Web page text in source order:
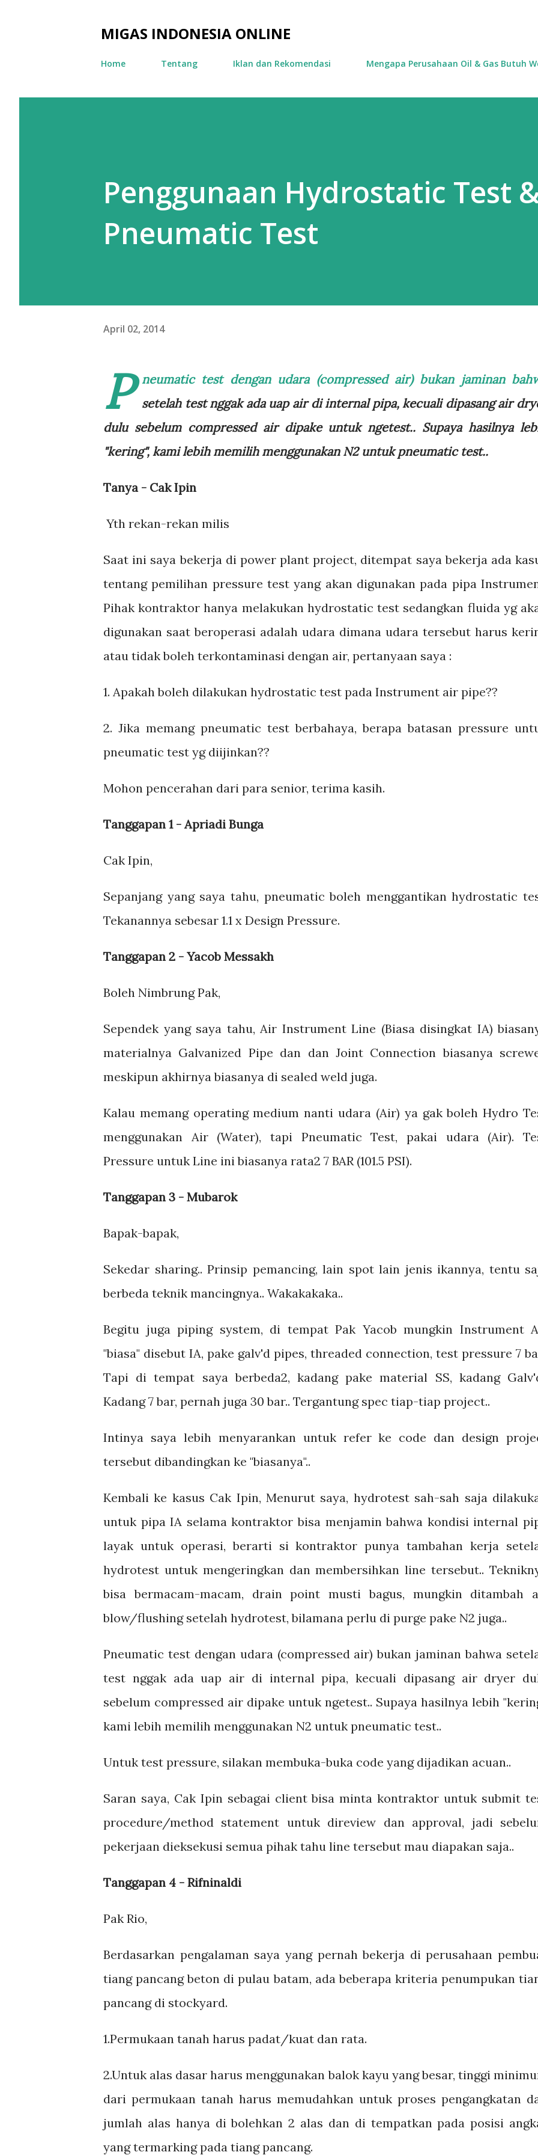
MIGAS INDONESIA ONLINE
Home Tentang Iklan dan Rekomendasi Mengapa Perusahaan Oil & Gas Butuh
Penggunaan Hydrostatic Test
Pneumatic Test
April 02, 2014
P
neumatic test dengan udara (compressed air) bukan jaminan
setelah test nggak ada uap air di internal pipa, kecuali dipasang air
dulu sebelum compressed air dipake untuk ngetest.. Supaya hasilnya
"kering", kami lebih memilih menggunakan N2 untuk pneumatic test..
Tanya - Cak Ipin
Yth rekan-rekan milis
Saat ini saya bekerja di power plant project, ditempat saya bekerja ada
tentang pemilihan pressure test yang akan digunakan pada pipa
Pihak kontraktor hanya melakukan hydrostatic test sedangkan fluida yg
digunakan saat beroperasi adalah udara dimana udara tersebut harus
atau tidak boleh terkontaminasi dengan air, pertanyaan saya :
1. Apakah boleh dilakukan hydrostatic test pada Instrument air pipe??
2. Jika memang pneumatic test berbahaya, berapa batasan pressure
pneumatic test yg diijinkan??
Mohon pencerahan dari para senior, terima kasih.
Tanggapan 1 - Apriadi Bunga
Cak Ipin,
Sepanjang yang saya tahu, pneumatic boleh menggantikan hydrostatic
Tekanannya sebesar 1.1 x Design Pressure.
Tanggapan 2 - Yacob Messakh
Boleh Nimbrung Pak,
Sependek yang saya tahu, Air Instrument Line (Biasa disingkat IA)
materialnya Galvanized Pipe dan dan Joint Connection biasanya
meskipun akhirnya biasanya di sealed weld juga.
Kalau memang operating medium nanti udara (Air) ya gak boleh Hydro
menggunakan Air (Water), tapi Pneumatic Test, pakai udara (Air).
Pressure untuk Line ini biasanya rata2 7 BAR (101.5 PSI).
Tanggapan 3 - Mubarok
Bapak-bapak,
Sekedar sharing.. Prinsip pemancing, lain spot lain jenis ikannya, tentu
berbeda teknik mancingnya.. Wakakakaka..
Begitu juga piping system, di tempat Pak Yacob mungkin Instrument
"biasa" disebut IA, pake galv'd pipes, threaded connection, test pressure 7
Tapi di tempat saya berbeda2, kadang pake material SS, kadang
Kadang 7 bar, pernah juga 30 bar.. Tergantung spec tiap-tiap project..
Intinya saya lebih menyarankan untuk refer ke code dan design
tersebut dibandingkan ke "biasanya"..
Kembali ke kasus Cak Ipin, Menurut saya, hydrotest sah-sah saja
untuk pipa IA selama kontraktor bisa menjamin bahwa kondisi internal
layak untuk operasi, berarti si kontraktor punya tambahan kerja
hydrotest untuk mengeringkan dan membersihkan line tersebut..
bisa bermacam-macam, drain point musti bagus, mungkin ditambah
blow/flushing setelah hydrotest, bilamana perlu di purge pake N2 juga..
Pneumatic test dengan udara (compressed air) bukan jaminan bahwa
test nggak ada uap air di internal pipa, kecuali dipasang air dryer
sebelum compressed air dipake untuk ngetest.. Supaya hasilnya lebih
kami lebih memilih menggunakan N2 untuk pneumatic test..
Untuk test pressure, silakan membuka-buka code yang dijadikan acuan..
Saran saya, Cak Ipin sebagai client bisa minta kontraktor untuk submit
procedure/method statement untuk direview dan approval, jadi
pekerjaan dieksekusi semua pihak tahu line tersebut mau diapakan saja..
Tanggapan 4 - Rifninaldi
Pak Rio,
Berdasarkan pengalaman saya yang pernah bekerja di perusahaan
tiang pancang beton di pulau batam, ada beberapa kriteria penumpukan
pancang di stockyard.
1.Permukaan tanah harus padat/kuat dan rata.
2.Untuk alas dasar harus menggunakan balok kayu yang besar, tinggi
dari permukaan tanah harus memudahkan untuk proses pengangkatan
jumlah alas hanya di bolehkan 2 alas dan di tempatkan pada posisi
yang termarking pada tiang pancang.